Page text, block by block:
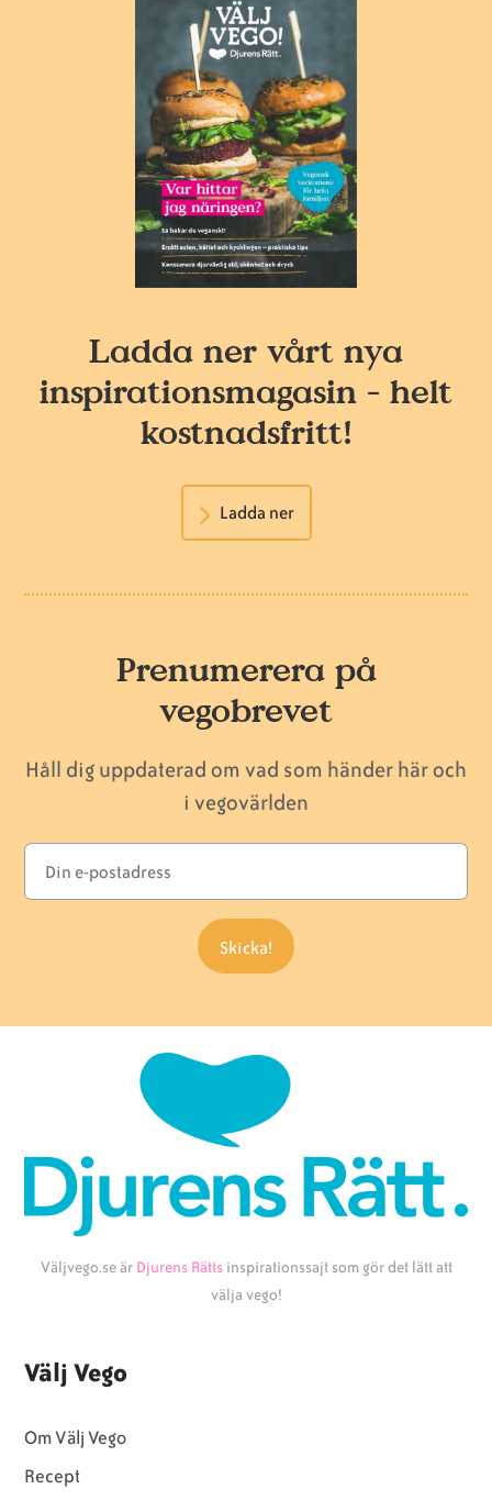
Ladda ner vårt nya
inspirationsmagasin - helt
kostnadsfritt!
Ladda ner
Prenumerera på
vegobrevet
Håll dig uppdaterad om vad som händer här och
i vegovärlden
Väljvego.se är Djurens Rätts inspirationssajt som gör det lätt att
välja vego!
Välj Vego
Om Välj Vego
Recept